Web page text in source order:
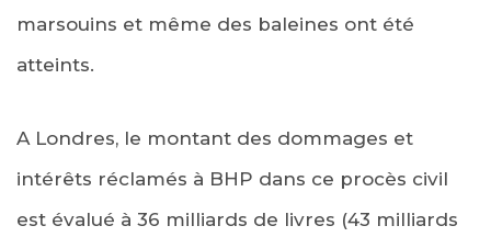
marsouins et même des baleines ont été
atteints.
A Londres, le montant des dommages et
intérêts réclamés à BHP dans ce procès civil
est évalué à 36 milliards de livres (43 milliards